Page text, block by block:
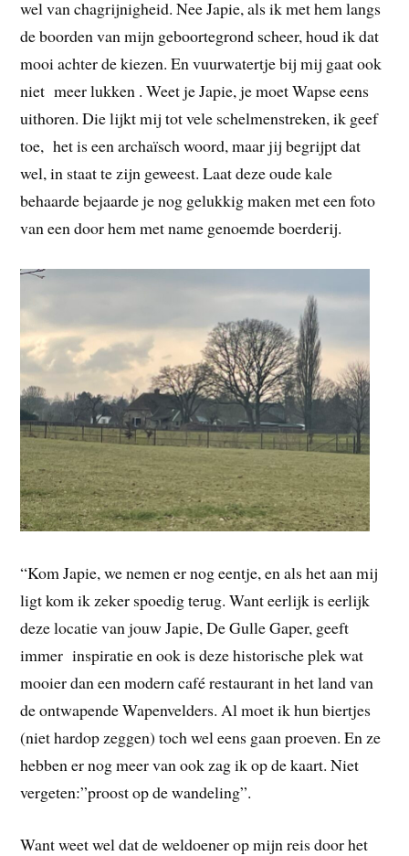
wel van chagrijnigheid. Nee Japie, als ik met hem langs
de boorden van mijn geboortegrond scheer, houd ik dat
mooi achter de kiezen. En vuurwatertje bij mij gaat ook
niet meer lukken . Weet je Japie, je moet Wapse eens
uithoren. Die lijkt mij tot vele schelmenstreken, ik geef
toe, het is een archaïsch woord, maar jij begrijpt dat
wel, in staat te zijn geweest. Laat deze oude kale
behaarde bejaarde je nog gelukkig maken met een foto
van een door hem met name genoemde boerderij.
“Kom Japie, we nemen er nog eentje, en als het aan mij
ligt kom ik zeker spoedig terug. Want eerlijk is eerlijk
deze locatie van jouw Japie, De Gulle Gaper, geeft
immer inspiratie en ook is deze historische plek wat
mooier dan een modern café restaurant in het land van
de ontwapende Wapenvelders. Al moet ik hun biertjes
(niet hardop zeggen) toch wel eens gaan proeven. En ze
hebben er nog meer van ook zag ik op de kaart. Niet
vergeten:”proost op de wandeling”.
Want weet wel dat de weldoener op mijn reis door het